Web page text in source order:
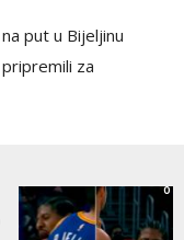
put u Bijeljinu
za
0